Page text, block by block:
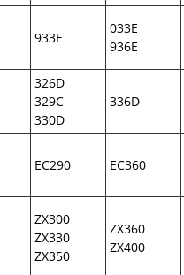
933E
033E
936E
326D
329C
330D
336D
EC290 EC360
ZX300
ZX330
ZX350
ZX360
ZX400